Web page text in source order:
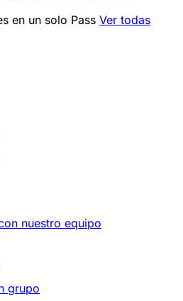
en un solo Pass Ver todas
nuestro equipo
grupo